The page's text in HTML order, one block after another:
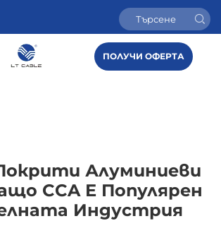
ПОЛУЧИ ОФЕРТА
Алуминиеви
CCA Е Популярен
Индустрия